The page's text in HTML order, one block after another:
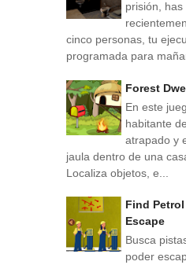
prisión,
cinco personas, tu
programada para
Forest
En este
habitante
atrapado y
jaula dentro de una
Localiza objetos, e...
Find
Escape
Busca
poder